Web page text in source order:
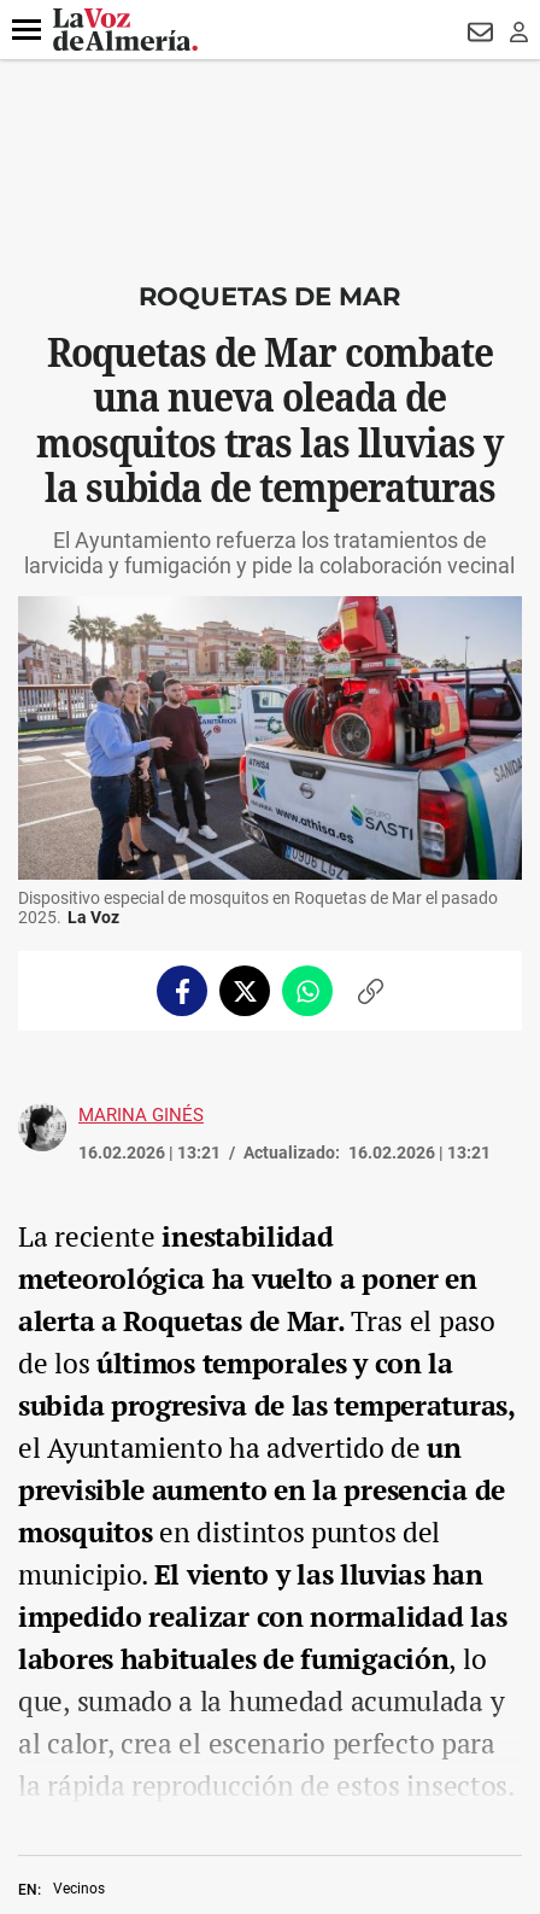
DESTACADO
Menú
ROQUETAS DE MAR
Roquetas de Mar combate
una nueva oleada de
mosquitos tras las lluvias y
la subida de temperaturas
El Ayuntamiento refuerza los tratamientos de
larvicida y fumigación y pide la colaboración vecinal
Dispositivo especial de mosquitos en Roquetas de Mar el pasado
2025. La Voz
FacebookTwitterWhatsappCopiar
MARINA GINÉS
16.02.2026 | 13:21 Actualizado: 16.02.2026 | 13:21
EN: Vecinos
La recienteinestabilidad
meteorológica ha vuelto a poner en
alerta a Roquetas de Mar.Tras el paso
de losúltimos temporales y con la
subida progresiva de las temperaturas,
el Ayuntamiento ha advertido deun
previsible aumento en la presencia de
mosquitosen distintos puntos del
municipio.El viento y las lluvias han
impedido realizar con normalidad las
labores habituales de fumigación, lo
que, sumado a la humedad acumulada y
al calor, crea el escenario perfecto para
la rápida reproducción de estos insectos.